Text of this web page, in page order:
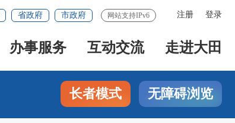
注册 登录
省政府 市政府 网站支持IPv6
办事服务 互动交流 走进大田
长者模式 无障碍浏览